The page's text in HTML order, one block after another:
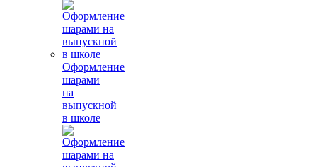
Оформление
шарами
на
выпускной
в школе